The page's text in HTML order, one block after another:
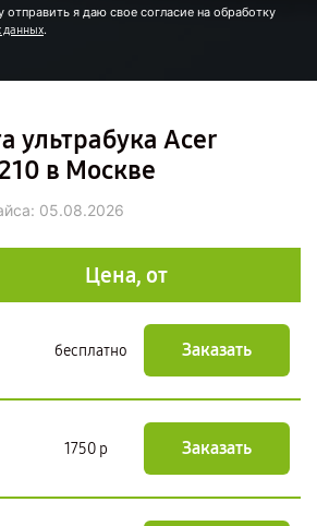
отправить я даю свое согласие на обработку
данных.
ультрабука Acer
в Москве
05.08.2026
Цена, от
бесплатно Заказать
1750 р Заказать